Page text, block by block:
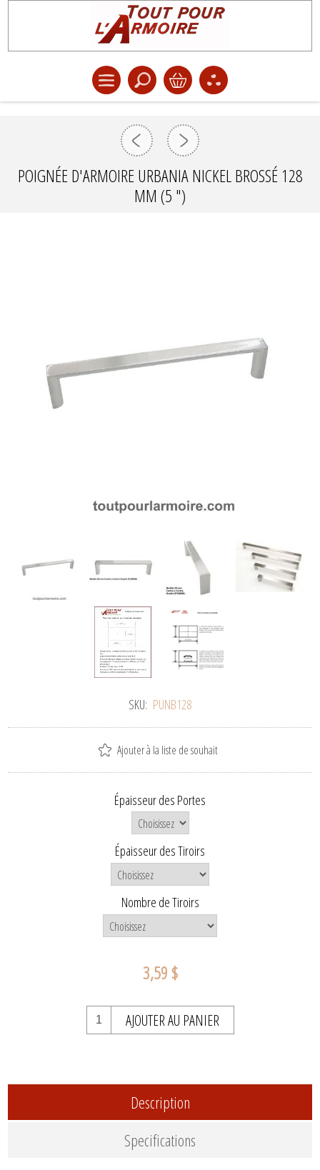
POIGNÉE D'ARMOIRE URBANIA NICKEL BROSSÉ 128
MM (5 ")
SKU: PUNB128
Ajouter à la liste de souhait
Épaisseur des Portes
Épaisseur des Tiroirs
Nombre de Tiroirs
3,59 $
AJOUTER AU PANIER
Description
Specifications